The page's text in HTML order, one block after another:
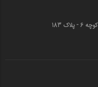
قم - خیابان انقلاب (چهارمردان)‌ - کوچه 6 - پلاک 183